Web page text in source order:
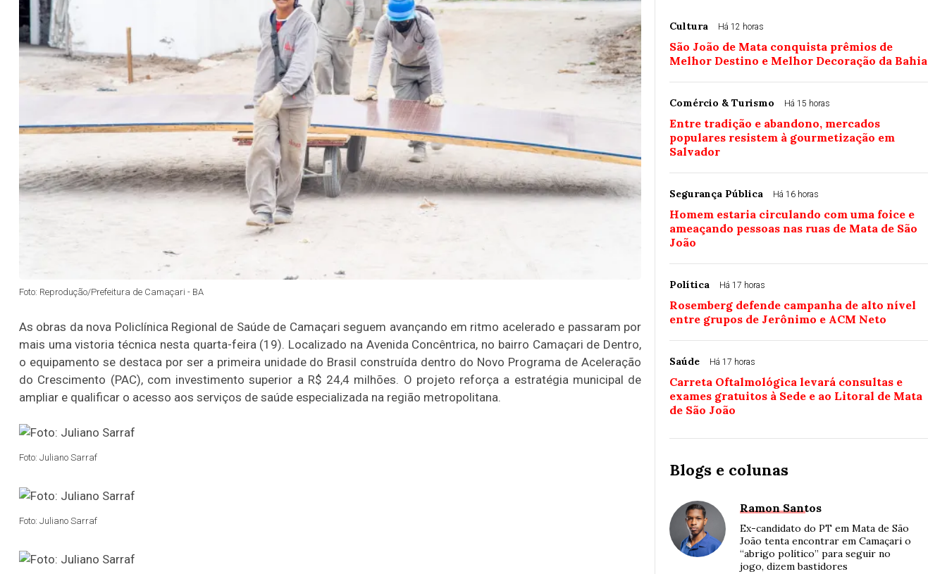
Foto: Reprodução/Prefeitura de Camaçari - BA
As obras da nova Policlínica Regional de Saúde de Camaçari seguem avançando em ritmo acelerado e passaram por
mais uma vistoria técnica nesta quarta-feira (19). Localizado na Avenida Concêntrica, no bairro Camaçari de Dentro,
o equipamento se destaca por ser a primeira unidade do Brasil construída dentro do Novo Programa de Aceleração
do Crescimento (PAC), com investimento superior a R$ 24,4 milhões. O projeto reforça a estratégia municipal de
ampliar e qualificar o acesso aos serviços de saúde especializada na região metropolitana.
Foto: Juliano Sarraf
Foto: Juliano Sarraf
Cultura Há 12 horas
São João de Mata conquista prêmios de
Melhor Destino e Melhor Decoração da Bahia
Comércio & Turismo Há 15 horas
Entre tradição e abandono, mercados
populares resistem à gourmetização em
Salvador
Segurança Pública Há 16 horas
Homem estaria circulando com uma foice e
ameaçando pessoas nas ruas de Mata de São
João
Política Há 17 horas
Rosemberg defende campanha de alto nível
entre grupos de Jerônimo e ACM Neto
Saúde Há 17 horas
Carreta Oftalmológica levará consultas e
exames gratuitos à Sede e ao Litoral de Mata
de São João
Blogs e colunas
Ramon Santos
Ex-candidato do PT em Mata de São
João tenta encontrar em Camaçari o
“abrigo político” para seguir no
jogo, dizem bastidores